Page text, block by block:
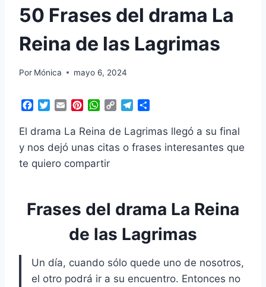
50 Frases del drama La
Reina de las Lagrimas
Por Mónica mayo 6, 2024
c
b
o
i
t
t
e
a
i
l
n
e
r
W
a
s
A
C
p
L
l
e
g
m
a
El drama La Reina de Lagrimas llegó a su final
y nos dejó unas citas o frases interesantes que
te quiero compartir
Frases del drama La Reina
de las Lagrimas
Un día, cuando sólo quede uno de nosotros,
el otro podrá ir a su encuentro. Entonces no